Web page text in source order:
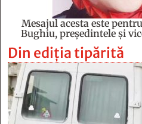
Mesajul acesta este
Bughiu, preşedintele şi
Din ediția tipărită